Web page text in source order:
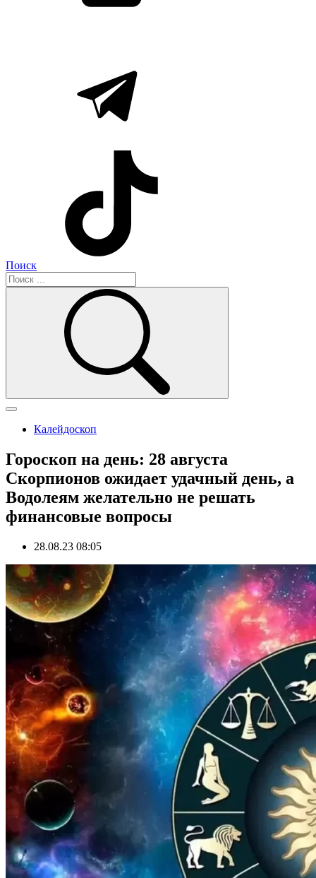
Поиск
Калейдоскоп
Гороскоп на день: 28 августа
Скорпионов ожидает удачный день, а
Водолеям желательно не решать
финансовые вопросы
28.08.23 08:05